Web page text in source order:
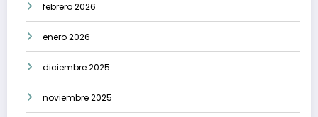
febrero 2026
enero 2026
diciembre 2025
noviembre 2025